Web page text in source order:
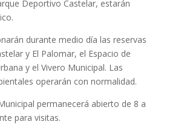
Deportivo Castelar, estarán
durante medio día las reservas
y El Palomar, el Espacio de
y el Vivero Municipal. Las
operarán con normalidad.
permanecerá abierto de 8 a
para visitas.